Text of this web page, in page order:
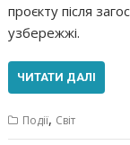
проєкту після
узбережжі.
ЧИТАТИ ДАЛІ
Події, Світ